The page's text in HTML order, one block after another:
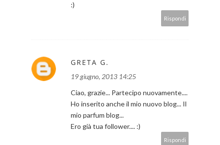
:)
Rispondi
GRETA G.
19 giugno, 2013 14:25
Ciao, grazie... Partecipo nuovamente....
Ho inserito anche il mio nuovo blog... Il
mio parfum blog...
Ero già tua follower.... :)
Rispondi